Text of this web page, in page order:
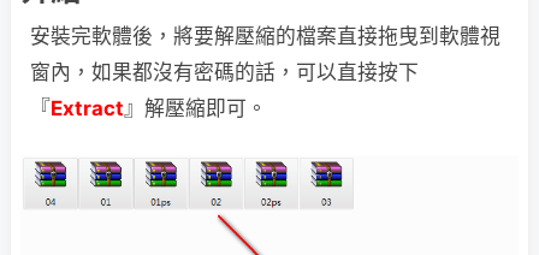
安裝完軟體後，將要解壓縮的檔案直接拖曳到軟體視
窗內，如果都沒有密碼的話，可以直接按下
『Extract 』解壓縮即可。